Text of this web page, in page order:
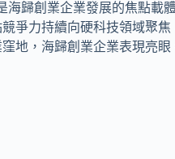
歸創業企業發展的焦點載
爭力持續向硬科技領域聚
地，海歸創業企業表現亮眼